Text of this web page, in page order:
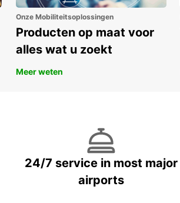
Onze Mobiliteitsoplossingen
Producten op maat voor
alles wat u zoekt
Meer weten
24/7 service in most major
airports